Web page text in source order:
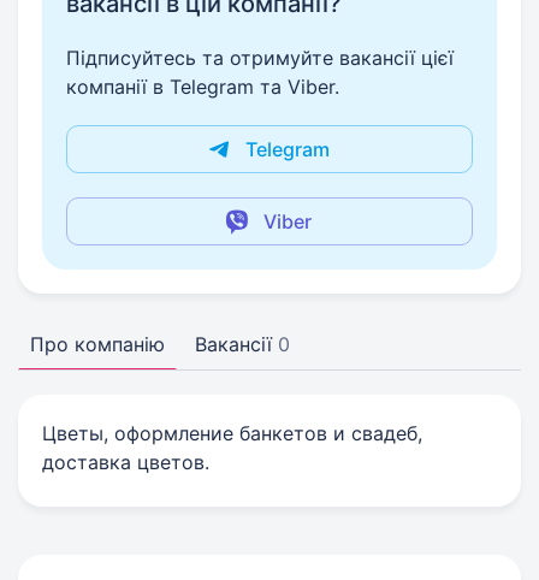
Підписуйтесь та отримуйте вакансії цієї
компанії в Telegram та Viber.
Telegram
Viber
Про компанію Вакансії 0
Цветы, оформление банкетов и свадеб,
доставка цветов.